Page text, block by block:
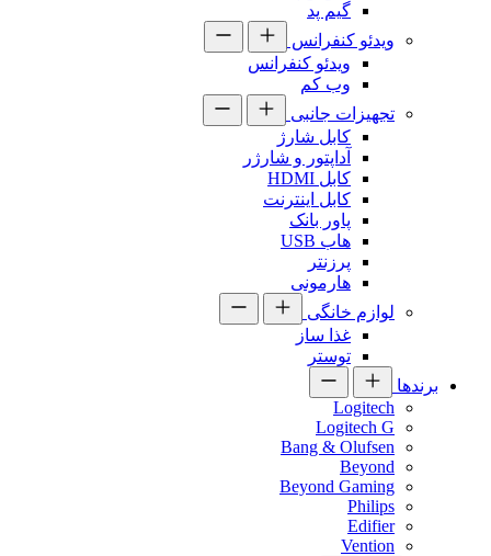
گیم پد
ویدئو کنفرانس
ویدئو کنفرانس
وب کم
تجهیزات جانبی
کابل شارژ
آداپتور و شارژر
کابل HDMI
کابل اینترنت
پاور بانک
هاب USB
پرزنتر
هارمونی
لوازم خانگی
غذا ساز
توستر
برندها
Logitech
Logitech G
Bang & Olufsen
Beyond
Beyond Gaming
Philips
Edifier
Vention